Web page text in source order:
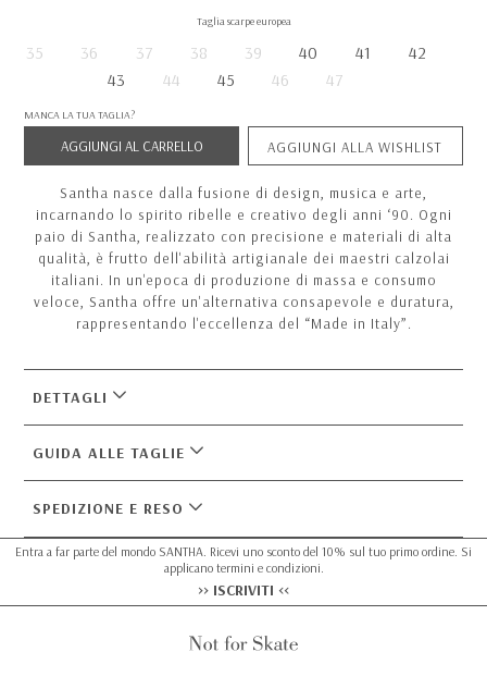
35 36 37 38 39 40 41
42
43
44 45 46 47
Taglia scarpe europea
MANCA LA TUA TAGLIA?
AGGIUNGI AL CARRELLO AGGIUNGI ALLA WISHLIST
Santha nasce dalla fusione di design, musica e arte,
incarnando lo spirito ribelle e creativo degli anni ‘90. Ogni
paio di Santha, realizzato con precisione e materiali di alta
qualità, è frutto dell'abilità artigianale dei maestri calzolai
italiani. In un'epoca di produzione di massa e consumo
veloce, Santha offre un'alternativa consapevole e duratura,
rappresentando l'eccellenza del “Made in Italy”.
DETTAGLI
GUIDA ALLE TAGLIE
SPEDIZIONE E RESO
Entra a far parte del mondo SANTHA. Ricevi uno sconto del 10% sul tuo primo ordine. Si
applicano termini e condizioni.
>> ISCRIVITI <<